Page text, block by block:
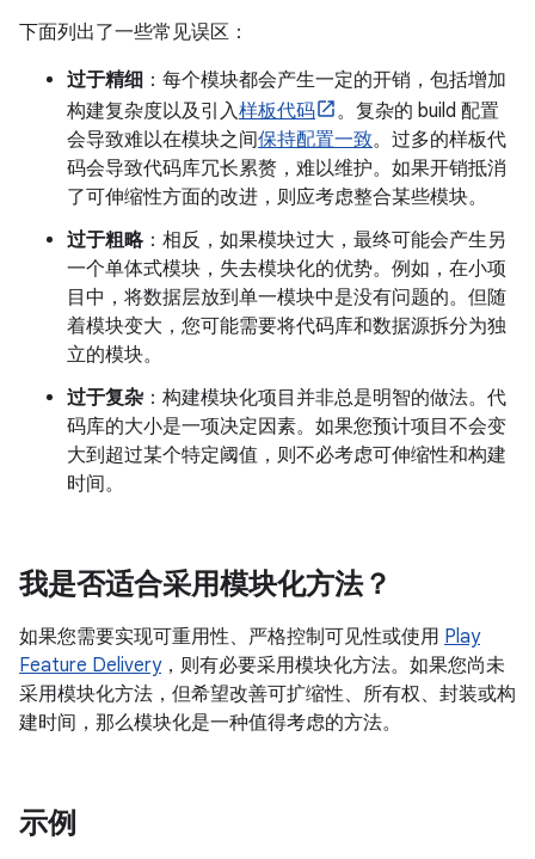
下面列出了一些常见误区：
过于精细 ：每个模块都会产生一定的开销，包括增加
构建复杂度以及引入样板代码
。复杂的 build 配置
会导致难以在模块之间保持配置一致。过多的样板代
码会导致代码库冗长累赘，难以维护。如果开销抵消
了可伸缩性方面的改进，则应考虑整合某些模块。
过于粗略：相反，如果模块过大，最终可能会产生另
一个单体式模块，失去模块化的优势。例如，在小项
目中，将数据层放到单一模块中是没有问题的。但随
着模块变大，您可能需要将代码库和数据源拆分为独
立的模块。
过于复杂 ：构建模块化项目并非总是明智的做法。代
码库的大小是一项决定因素。如果您预计项目不会变
大到超过某个特定阈值，则不必考虑可伸缩性和构建
时间。
我是否适合采用模块化方法？
如果您需要实现可重用性、严格控制可见性或使用 Play
Feature Delivery，则有必要采用模块化方法。如果您尚未
采用模块化方法，但希望改善可扩缩性、所有权、封装或构
建时间，那么模块化是一种值得考虑的方法。
示例